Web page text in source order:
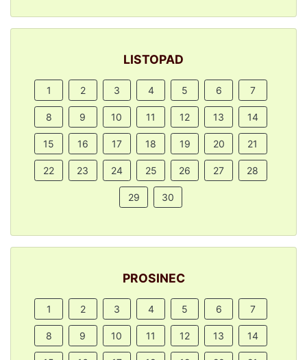
LISTOPAD
1 2 3 4 5 6 7
8 9 10 11 12 13 14
15 16 17 18 19 20 21
22 23 24 25 26 27 28
29 30
PROSINEC
1 2 3 4 5 6 7
8 9 10 11 12 13 14